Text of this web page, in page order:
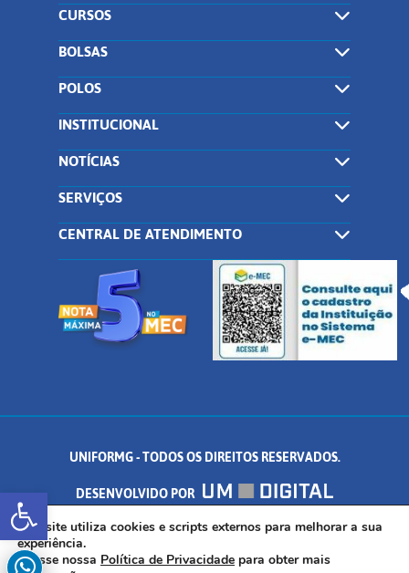
Abrir a barra de ferramentas
CURSOS
BOLSAS
POLOS
INSTITUCIONAL
NOTÍCIAS
SERVIÇOS
CENTRAL DE ATENDIMENTO
UNIFORMG - TODOS OS DIREITOS RESERVADOS.
DESENVOLVIDO POR
AV. DR. ARNALDO DE SENNA, 328 - PALMEIRAS, FORMIGA/MG - CEP:
35.574.530
Este site utiliza cookies e scripts externos para melhorar a sua
experiência.
Acesse nossa Política de Privacidade para obter mais